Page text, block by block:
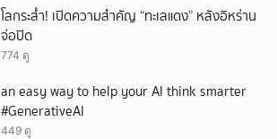
โลกระส่ำ! เปิดความสำคัญ “ทะเลแดง” หลังอิหร่าน
จ่อปิด
774 ดู
an easy way to help your AI think smarter
#GenerativeAI
449 ดู